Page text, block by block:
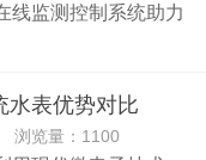
线监测控制系统助力
水表优势对比
浏览量：1100